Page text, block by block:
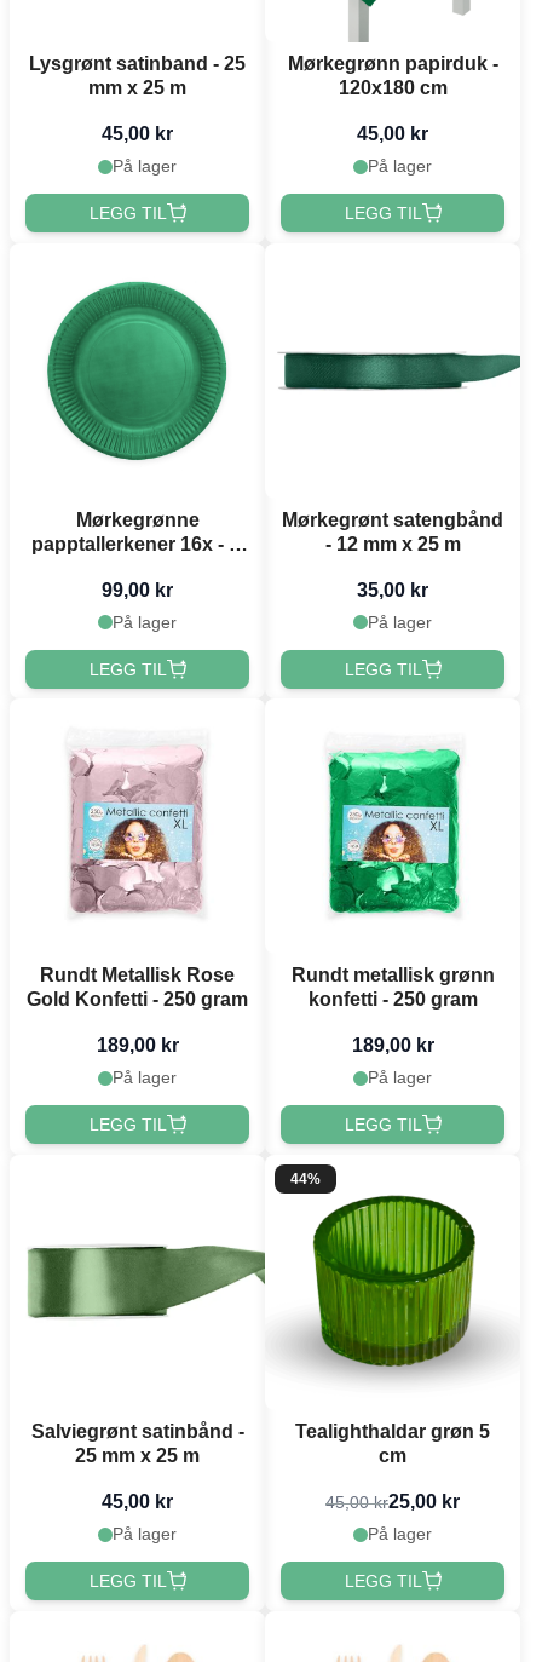
Lysgrønt satinband - 25
mm x 25 m
45,00 kr
På lager
LEGG TIL
Mørkegrønn papirduk -
120x180 cm
45,00 kr
På lager
LEGG TIL
Mørkegrønne
papptallerkener 16x - Ø
99,00 kr
På lager
LEGG TIL
Mørkegrønt satengbånd
- 12 mm x 25 m
35,00 kr
På lager
LEGG TIL
Rundt Metallisk Rose
Gold Konfetti - 250 gram
189,00 kr
På lager
LEGG TIL
Rundt metallisk grønn
konfetti - 250 gram
189,00 kr
På lager
LEGG TIL
Salviegrønt satinbånd -
25 mm x 25 m
45,00 kr
På lager
LEGG TIL
44%
Tealighthaldar grøn 5
cm
45,00 kr25,00 kr
På lager
LEGG TIL